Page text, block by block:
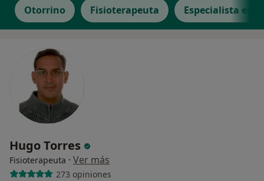
Otorrino Fisioterapeuta Especialista en
Hugo Torres
Fisioterapeuta · Ver más
273 opiniones